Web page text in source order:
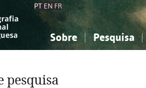
PT EN FR
Sobre Pesquisa
Ciências sociais...
Ciências sociais...
pesquisa